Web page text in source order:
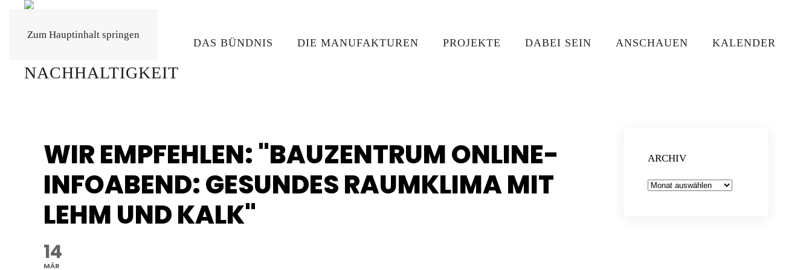
Zum Hauptinhalt springen
DAS BÜNDNIS DIE MANUFAKTUREN PROJEKTE DABEI SEIN ANSCHAUEN KALENDER
WIR EMPFEHLEN: "BAUZENTRUM ONLINE-
INFOABEND: GESUNDES RAUMKLIMA MIT
LEHM UND KALK"
14
MÄR
ARCHIV
Archiv